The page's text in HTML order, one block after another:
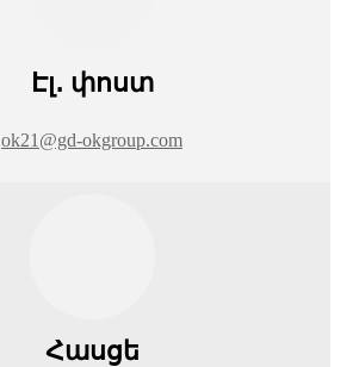
Էլ․ փոստ
ok21@gd-okgroup.com
Հասցե